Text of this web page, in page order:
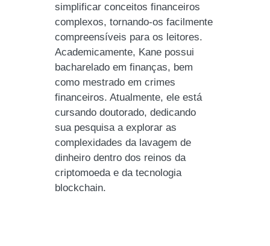
simplificar conceitos financeiros
complexos, tornando-os facilmente
compreensíveis para os leitores.
Academicamente, Kane possui
bacharelado em finanças, bem
como mestrado em crimes
financeiros. Atualmente, ele está
cursando doutorado, dedicando
sua pesquisa a explorar as
complexidades da lavagem de
dinheiro dentro dos reinos da
criptomoeda e da tecnologia
blockchain.